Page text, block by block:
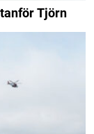
Tjörn